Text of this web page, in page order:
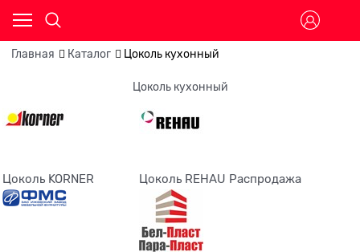
Главная Каталог Цоколь кухонный
Цоколь кухонный
Цоколь KORNER Цоколь REHAU Распродажа